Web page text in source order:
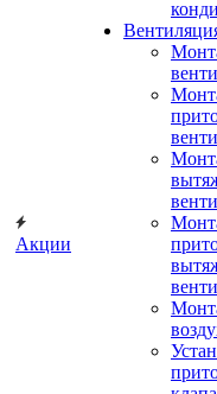
Акции